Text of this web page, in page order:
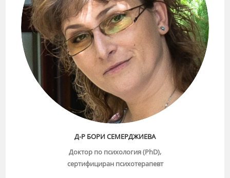
Д-Р БОРИ СЕМЕРДЖИЕВА
Доктор по психология (PhD),
сертифициран психотерапевт